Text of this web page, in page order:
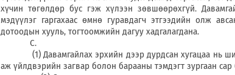
хүчин төгөлдөр бус гэж хүлээн зөвшөөрөхгүй.
мэдүүлэг гаргахаас өмнө гуравдагч этгээдийн олж
дотоодын хууль, тогтоомжийн дагуу хадгалагдана.
С.
(1) Давамгайлах эрхийн дээр дурдсан хугацаа нь
аж үйлдвэрийн загвар болон барааны тэмдэгт зургаан сар